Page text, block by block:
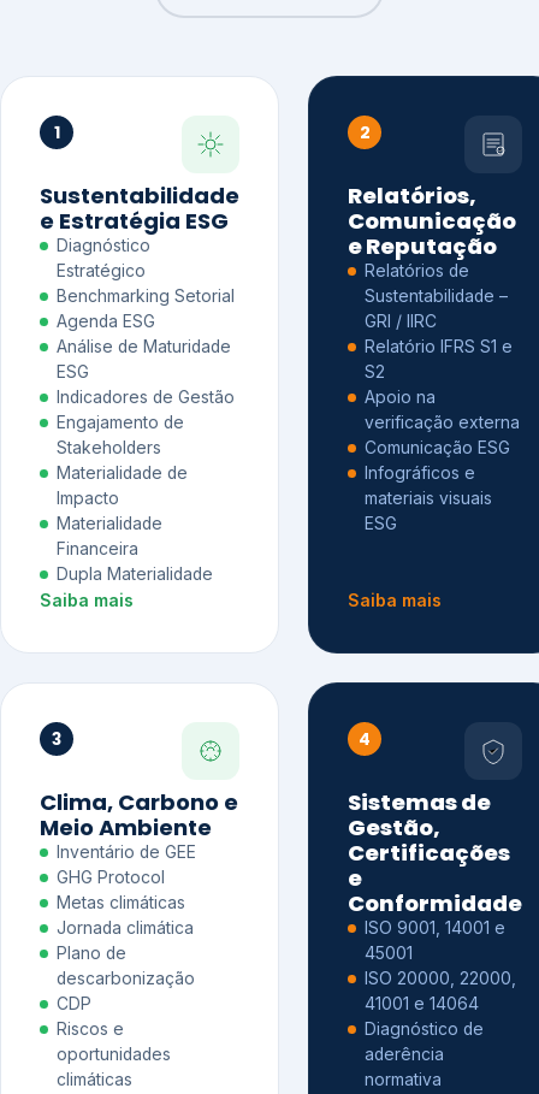
1
Sustentabilidade
e Estratégia ESG
Diagnóstico
Estratégico
Benchmarking Setorial
Agenda ESG
Análise de Maturidade
ESG
Indicadores de Gestão
Engajamento de
Stakeholders
Materialidade de
Impacto
Materialidade
Financeira
Dupla Materialidade
Saiba mais
2
Relatórios,
Comunicação
e Reputação
Relatórios de
Sustentabilidade –
GRI / IIRC
Relatório IFRS S1 e
S2
Apoio na
verificação externa
Comunicação ESG
Infográficos e
materiais visuais
ESG
Saiba mais
3
Clima, Carbono e
Meio Ambiente
Inventário de GEE
GHG Protocol
Metas climáticas
Jornada climática
Plano de
descarbonização
CDP
Riscos e
oportunidades
climáticas
4
Sistemas de
Gestão,
Certificações
e
Conformidade
ISO 9001, 14001 e
45001
ISO 20000, 22000,
41001 e 14064
Diagnóstico de
aderência
normativa